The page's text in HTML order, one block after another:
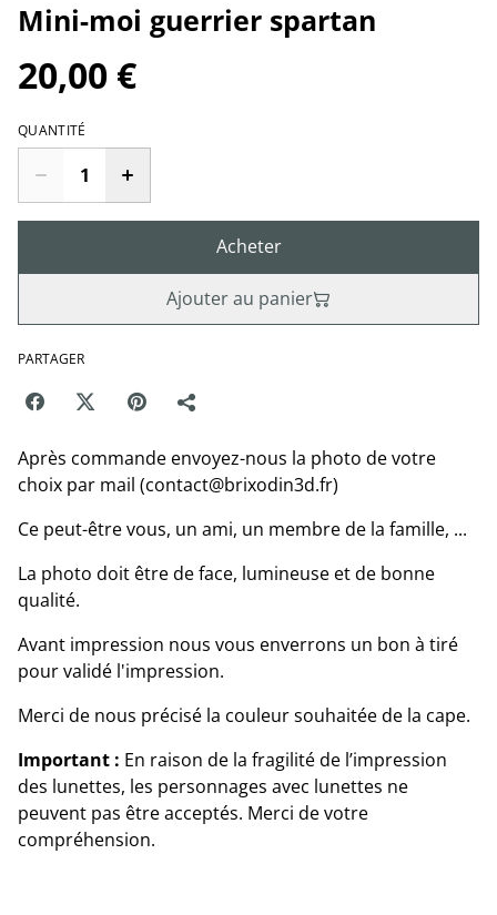
Mini-moi guerrier spartan
20,00 €
QUANTITÉ
Acheter
Ajouter au panier
PARTAGER
Après commande envoyez-nous la photo de votre
choix par mail (contact@brixodin3d.fr)
Ce peut-être vous, un ami, un membre de la famille, ...
La photo doit être de face, lumineuse et de bonne
qualité.
Avant impression nous vous enverrons un bon à tiré
pour validé l'impression.
Merci de nous précisé la couleur souhaitée de la cape.
Important : En raison de la fragilité de l’impression
des lunettes, les personnages avec lunettes ne
peuvent pas être acceptés. Merci de votre
compréhension.